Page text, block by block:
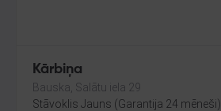
Kārbiņa
Bauska, Salātu iela 29
Stāvoklis Jauns (Garantija 24 mēneši)